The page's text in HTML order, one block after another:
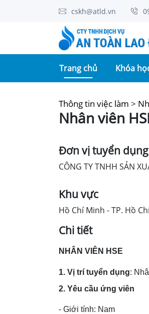
cskh@atld.vn
Trang chủ(current)
Khóa
Thông tin việc làm >
Nhân viên
Đơn vị tuyển dụng
CÔNG TY TNHH SẢN
Khu vực
Hồ Chí Minh - TP. Hồ
Chi tiết
NHÂN VIÊN HSE
1. Vị trí tuyển dụng:
2. Yêu cầu ứng viên
- Giới tính: Nam